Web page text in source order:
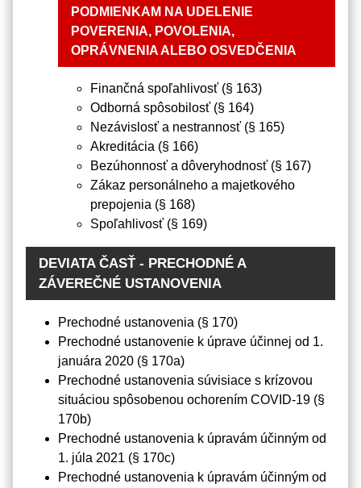
PODMIENKAM NA UDELENIE
POVERENIA, POVOLENIA,
OPRÁVNENIA ALEBO OSVEDČENIA
Finančná spoľahlivosť (§ 163)
Odborná spôsobilosť (§ 164)
Nezávislosť a nestrannosť (§ 165)
Akreditácia (§ 166)
Bezúhonnosť a dôveryhodnosť (§ 167)
Zákaz personálneho a majetkového
prepojenia (§ 168)
Spoľahlivosť (§ 169)
DEVIATA ČASŤ - PRECHODNÉ A
ZÁVEREČNÉ USTANOVENIA
Prechodné ustanovenia (§ 170)
Prechodné ustanovenie k úprave účinnej od 1.
januára 2020 (§ 170a)
Prechodné ustanovenia súvisiace s krízovou
situáciou spôsobenou ochorením COVID-19 (§
170b)
Prechodné ustanovenia k úpravám účinným od
1. júla 2021 (§ 170c)
Prechodné ustanovenia k úpravám účinným od